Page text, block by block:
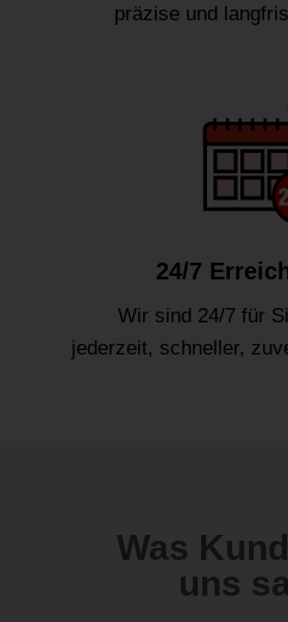
präzise und
24/7
Wir sind 24/7 für
jederzeit, schneller,
Was
uns